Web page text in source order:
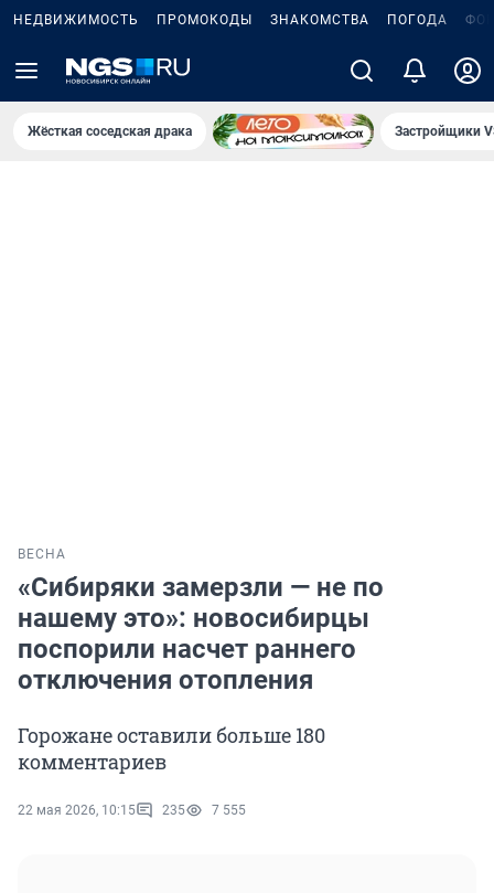
НЕДВИЖИМОСТЬ ПРОМОКОДЫ ЗНАКОМСТВА ПОГОДА
Жёсткая соседская драка Застройщики
ВЕСНА
«Сибиряки замерзли — не по
нашему это»: новосибирцы
поспорили насчет раннего
отключения отопления
Горожане оставили больше 180
комментариев
22 мая 2026, 10:15 235 7 555